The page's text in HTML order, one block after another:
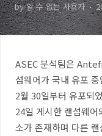
by 알 수 없는 사용자
ASEC분석팀은
섬웨어가 국내 유포
2월 30일부터 유포되
24일 게시한 랜섬웨
소가 존재하며 다른